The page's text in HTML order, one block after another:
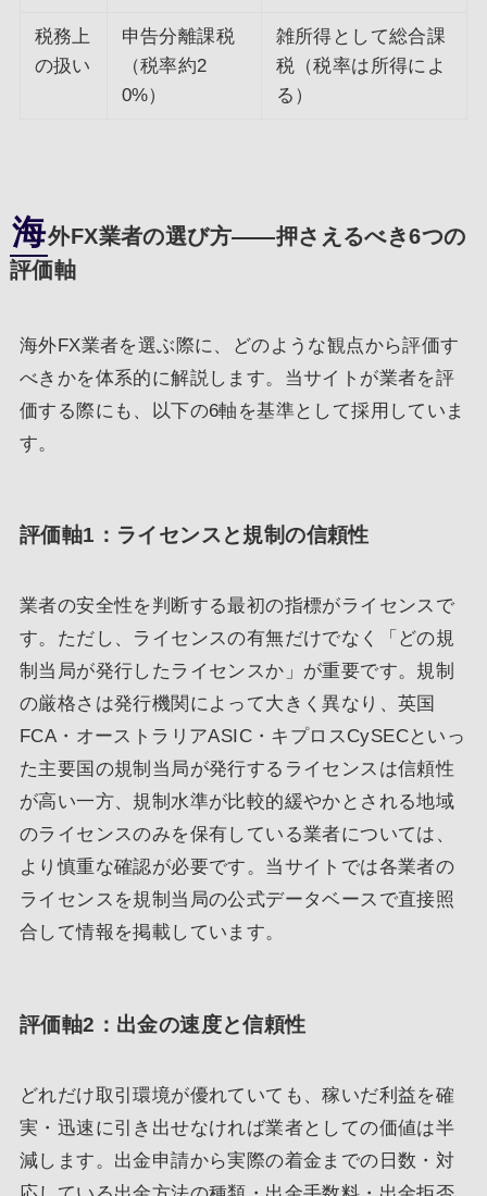
税務上
の扱い
申告分離課税
（税率約2
0%）
雑所得として総合課
税（税率は所得によ
る）
海外FX業者の選び方――押さえるべき6つの
評価軸
海外FX業者を選ぶ際に、どのような観点から評価す
べきかを体系的に解説します。当サイトが業者を評
価する際にも、以下の6軸を基準として採用していま
す。
評価軸1：ライセンスと規制の信頼性
業者の安全性を判断する最初の指標がライセンスで
す。ただし、ライセンスの有無だけでなく「どの規
制当局が発行したライセンスか」が重要です。規制
の厳格さは発行機関によって大きく異なり、英国
FCA・オーストラリアASIC・キプロスCySECといっ
た主要国の規制当局が発行するライセンスは信頼性
が高い一方、規制水準が比較的緩やかとされる地域
のライセンスのみを保有している業者については、
より慎重な確認が必要です。当サイトでは各業者の
ライセンスを規制当局の公式データベースで直接照
合して情報を掲載しています。
評価軸2：出金の速度と信頼性
どれだけ取引環境が優れていても、稼いだ利益を確
実・迅速に引き出せなければ業者としての価値は半
減します。出金申請から実際の着金までの日数・対